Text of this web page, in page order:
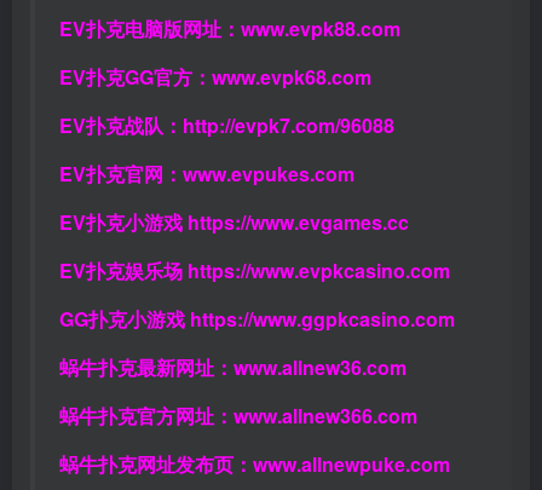
EV扑克电脑版网址： www.evpk88.com
EV扑克GG官方： www.evpk68.com
EV扑克战队： http://evpk7.com/96088
EV扑克官网： www.evpukes.com
EV扑克小游戏 https://www.evgames.cc
EV扑克娱乐场 https://www.evpkcasino.com
GG扑克小游戏 https://www.ggpkcasino.com
蜗牛扑克最新网址： www.allnew36.com
蜗牛扑克官方网址： www.allnew366.com
蜗牛扑克网址发布页： www.allnewpuke.com